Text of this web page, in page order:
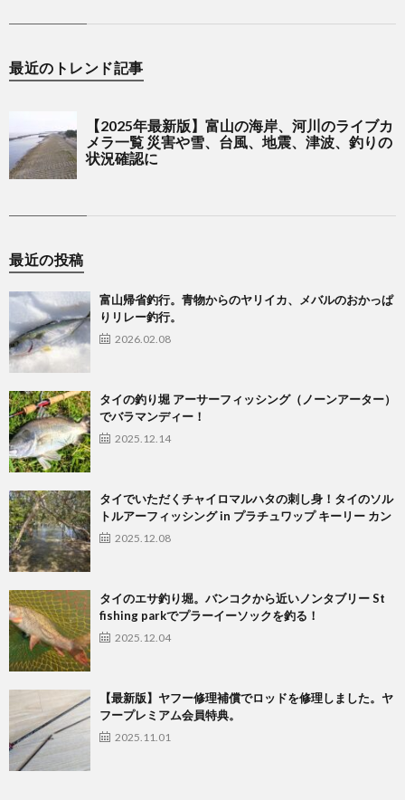
最近のトレンド記事
最近の投稿
富山帰省釣行。青物からのヤリイカ、メバルのおかっぱ
りリレー釣行。
2026.02.08
タイの釣り堀 アーサーフィッシング（ノーンアーター）
でバラマンディー！
2025.12.14
タイでいただくチャイロマルハタの刺し身！タイのソル
トルアーフィッシング in プラチュワップ キーリー カン
2025.12.08
タイのエサ釣り堀。バンコクから近いノンタブリー St
fishing parkでプラーイーソックを釣る！
2025.12.04
【最新版】ヤフー修理補償でロッドを修理しました。ヤ
フープレミアム会員特典。
2025.11.01